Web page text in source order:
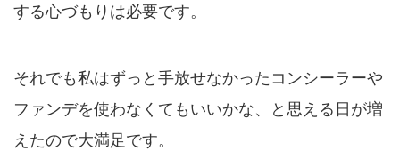
する心づもりは必要です。
それでも私はずっと手放せなかったコンシーラーや
ファンデを使わなくてもいいかな、と思える日が増
えたので大満足です。